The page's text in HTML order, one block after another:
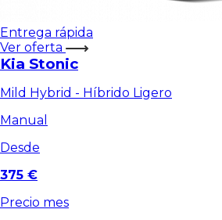
Entrega rápida
Ver oferta
Kia Stonic
Mild Hybrid - Híbrido Ligero
Manual
Desde
375 €
Precio mes